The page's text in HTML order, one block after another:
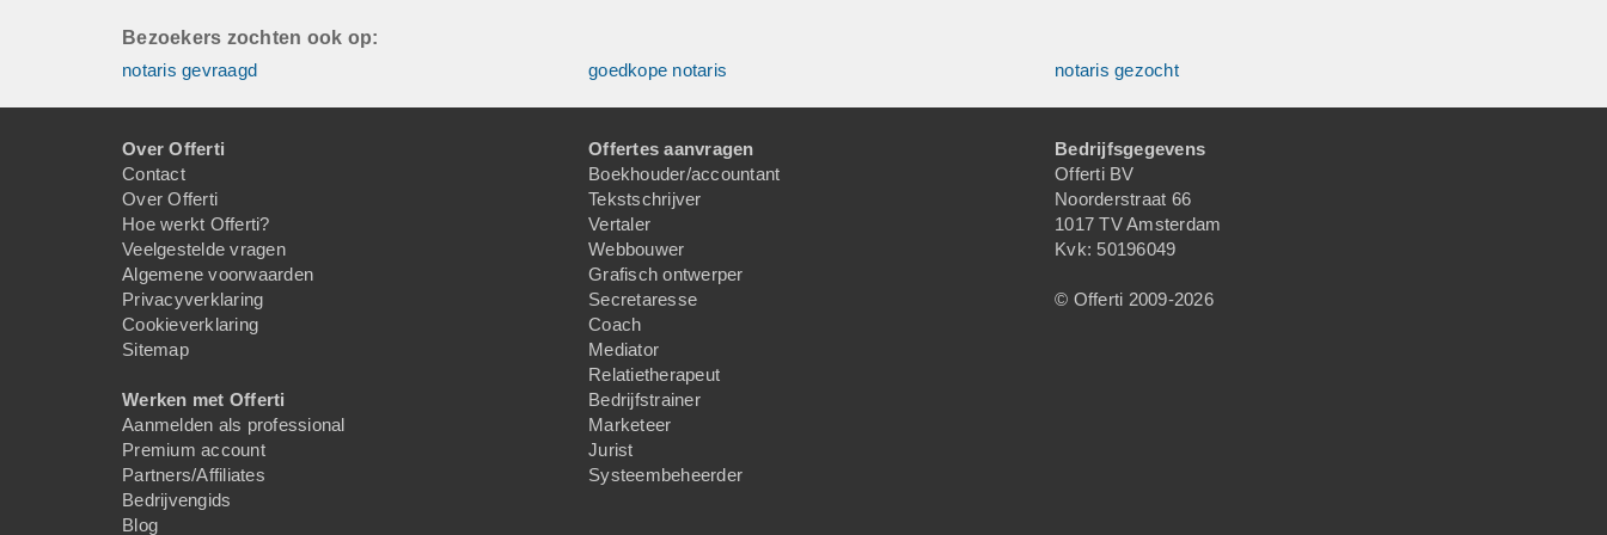
Bezoekers zochten ook op:
notaris gevraagd
goedkope notaris notaris gezocht
Over Offerti
Contact
Over Offerti
Hoe werkt Offerti?
Veelgestelde vragen
Algemene voorwaarden
Privacyverklaring
Cookieverklaring
Sitemap
Werken met Offerti
Aanmelden als professional
Premium account
Partners/Affiliates
Bedrijvengids
Blog
Offertes aanvragen
Boekhouder/accountant
Tekstschrijver
Vertaler
Webbouwer
Grafisch ontwerper
Secretaresse
Coach
Mediator
Relatietherapeut
Bedrijfstrainer
Marketeer
Jurist
Systeembeheerder
Bedrijfsgegevens
Offerti BV
Noorderstraat 66
1017 TV Amsterdam
Kvk: 50196049
© Offerti 2009-2026